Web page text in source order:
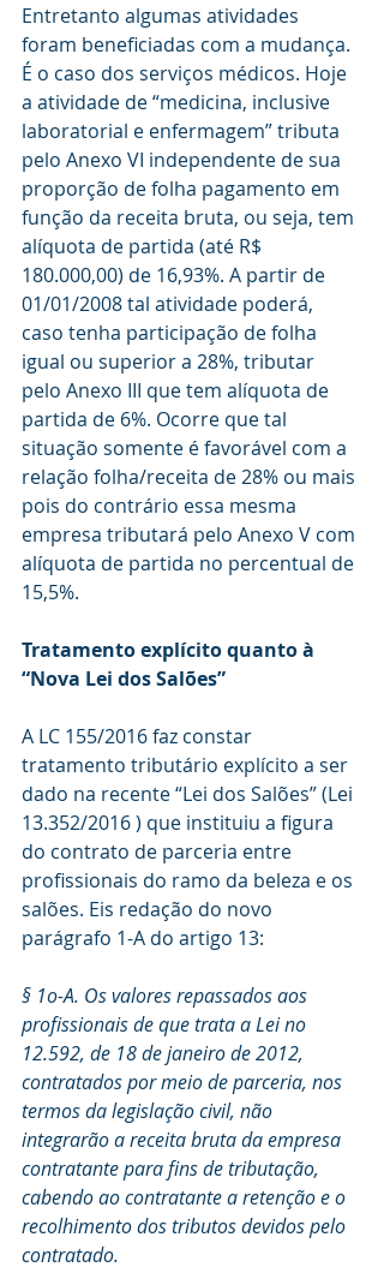
Entretanto algumas atividades
foram beneficiadas com a mudança.
É o caso dos serviços médicos. Hoje
a atividade de “medicina, inclusive
laboratorial e enfermagem” tributa
pelo Anexo VI independente de sua
proporção de folha pagamento em
função da receita bruta, ou seja, tem
alíquota de partida (até R$
180.000,00) de 16,93%. A partir de
01/01/2008 tal atividade poderá,
caso tenha participação de folha
igual ou superior a 28%, tributar
pelo Anexo III que tem alíquota de
partida de 6%. Ocorre que tal
situação somente é favorável com a
relação folha/receita de 28% ou mais
pois do contrário essa mesma
empresa tributará pelo Anexo V com
alíquota de partida no percentual de
15,5%.
Tratamento explícito quanto à
“Nova Lei dos Salões”
A LC 155/2016 faz constar
tratamento tributário explícito a ser
dado na recente “Lei dos Salões” (Lei
13.352/2016 ) que instituiu a figura
do contrato de parceria entre
profissionais do ramo da beleza e os
salões. Eis redação do novo
parágrafo 1-A do artigo 13:
§ 1o-A. Os valores repassados aos
profissionais de que trata a Lei no
12.592, de 18 de janeiro de 2012,
contratados por meio de parceria, nos
termos da legislação civil, não
integrarão a receita bruta da empresa
contratante para fins de tributação,
cabendo ao contratante a retenção e o
recolhimento dos tributos devidos pelo
contratado.